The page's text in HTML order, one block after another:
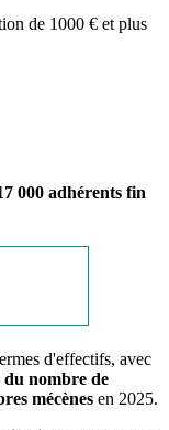
de 1000 € et plus
000 adhérents fin
d'effectifs, avec
nombre de
mécènes en 2025.